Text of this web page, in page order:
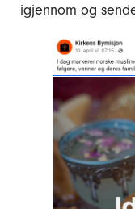
igjennom og